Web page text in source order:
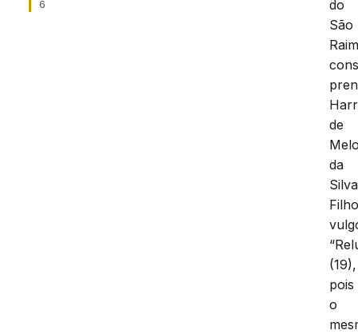
6
do
São
de
da
Silva
(19),
pois
o